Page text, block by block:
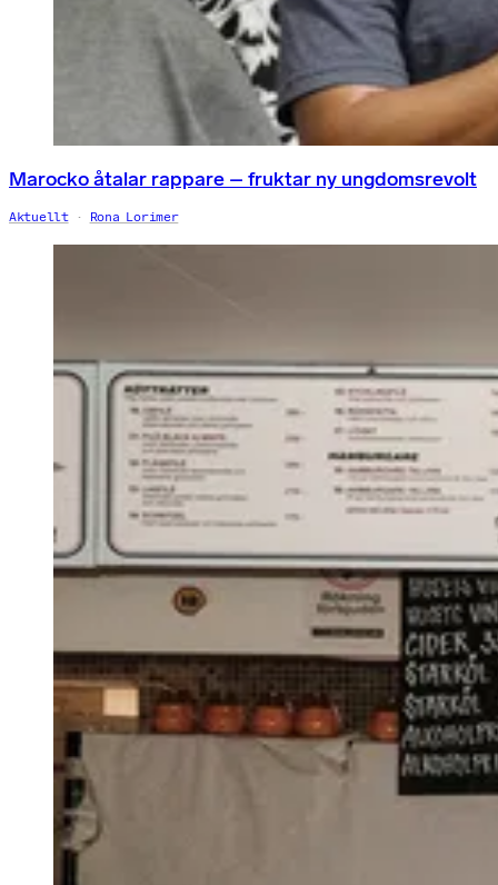
Marocko åtalar rappare – fruktar ny ungdomsrevolt
Aktuellt Rona Lorimer